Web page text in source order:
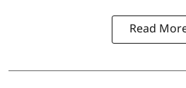
Read